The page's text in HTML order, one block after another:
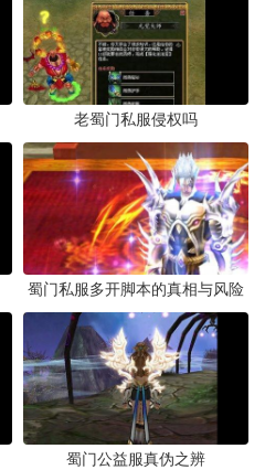
老蜀门私服侵权吗
蜀门私服多开脚本的真相与风险
蜀门公益服真伪之辨